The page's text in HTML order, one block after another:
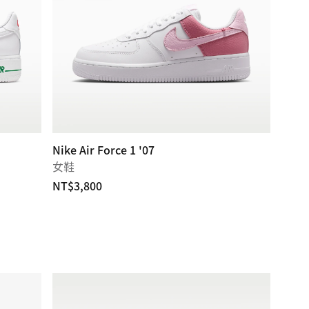
Nike Air Force 1 '07
女鞋
NT$3,800